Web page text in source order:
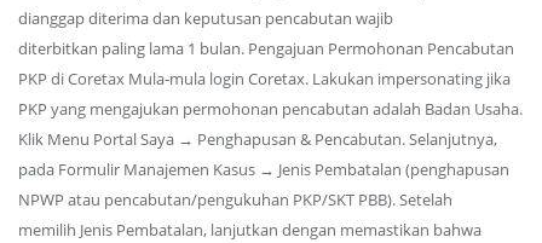
dianggap diterima dan keputusan pencabutan wajib
diterbitkan paling lama 1 bulan. Pengajuan Permohonan Pencabutan
PKP di Coretax Mula-mula login Coretax. Lakukan impersonating jika
PKP yang mengajukan permohonan pencabutan adalah Badan Usaha.
Klik Menu Portal Saya → Penghapusan & Pencabutan. Selanjutnya,
pada Formulir Manajemen Kasus → Jenis Pembatalan (penghapusan
NPWP atau pencabutan/pengukuhan PKP/SKT PBB). Setelah
memilih Jenis Pembatalan, lanjutkan dengan memastikan bahwa